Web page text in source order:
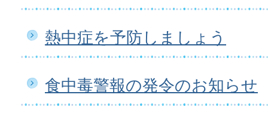
熱中症を予防しましょう
食中毒警報の発令のお知らせ